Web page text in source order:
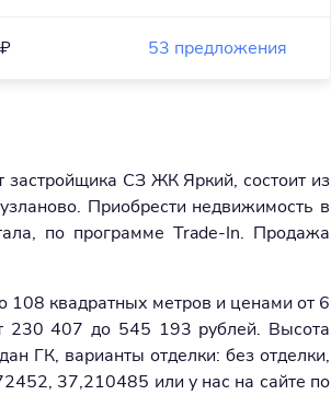
53 предложения
СЗ ЖК Яркий, состоит из
Приобрести недвижимость в
по программе Trade-In. Продажа
квадратных метров и ценами от 6
230 407 до 545 193 рублей. Высота
ГК, варианты отделки: без отделки,
37,210485 или у нас на сайте по